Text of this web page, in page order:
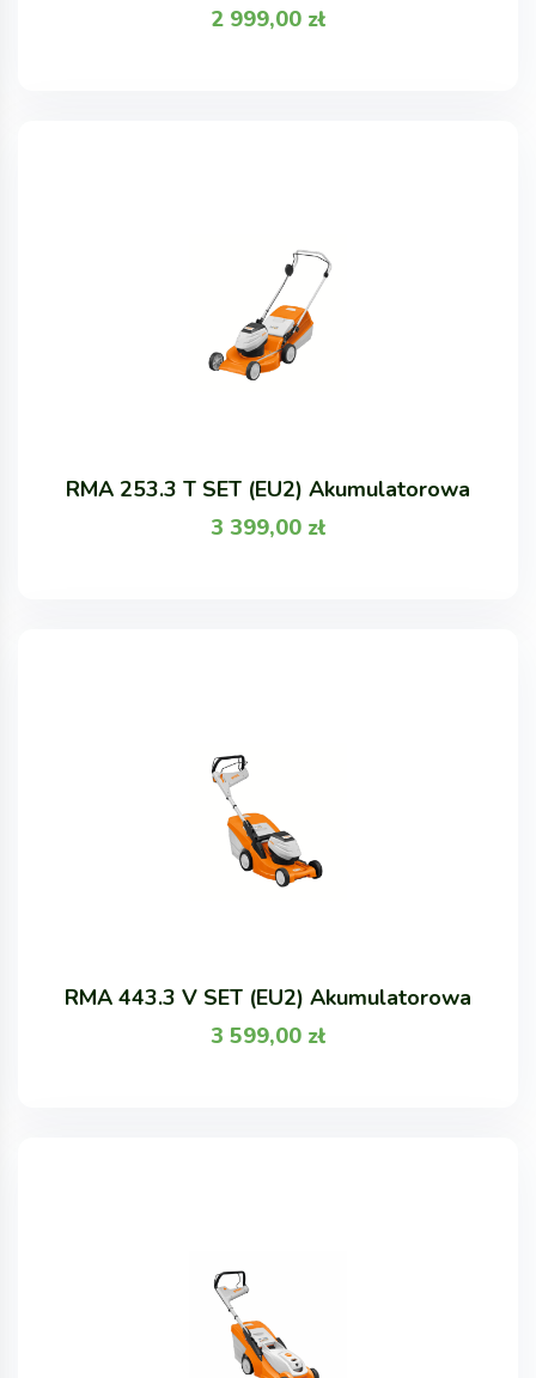
2 999,00 zł
RMA 253.3 T SET (EU2) Akumulatorowa
3 399,00 zł
RMA 443.3 V SET (EU2) Akumulatorowa
3 599,00 zł